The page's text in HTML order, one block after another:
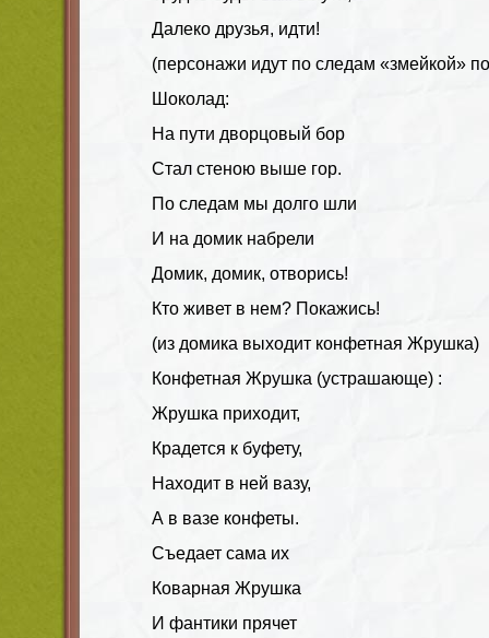
Далеко друзья, идти!
(персонажи идут по следам «змейкой»
Шоколад:
На пути дворцовый бор
Стал стеною выше гор.
По следам мы долго шли
И на домик набрели
Домик, домик, отворись!
Кто живет в нем? Покажись!
(из домика выходит конфетная Жрушка)
Конфетная Жрушка (устрашающе) :
Жрушка приходит,
Крадется к буфету,
Находит в ней вазу,
А в вазе конфеты.
Съедает сама их
Коварная Жрушка
И фантики прячет